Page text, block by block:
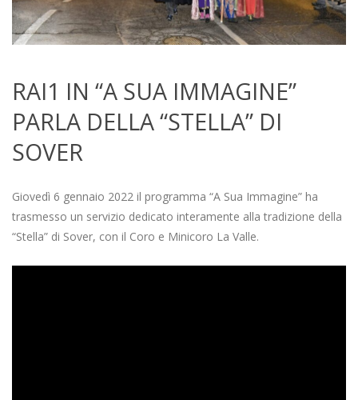
RAI1 IN “A SUA IMMAGINE”
PARLA DELLA “STELLA” DI
SOVER
01-
06
Giovedì 6 gennaio 2022 il programma “A Sua Immagine” ha
trasmesso un servizio dedicato interamente alla tradizione della
“Stella” di Sover, con il Coro e Minicoro La Valle.